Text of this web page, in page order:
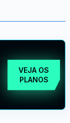
VEJA OS
PLANOS